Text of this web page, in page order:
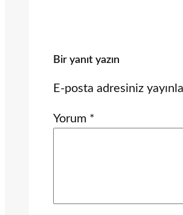
Bir yanıt yazın
E-posta adresiniz
Yorum *